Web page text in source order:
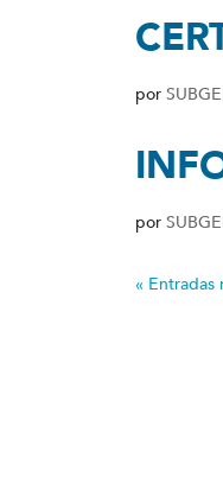
por
por
« Entradas